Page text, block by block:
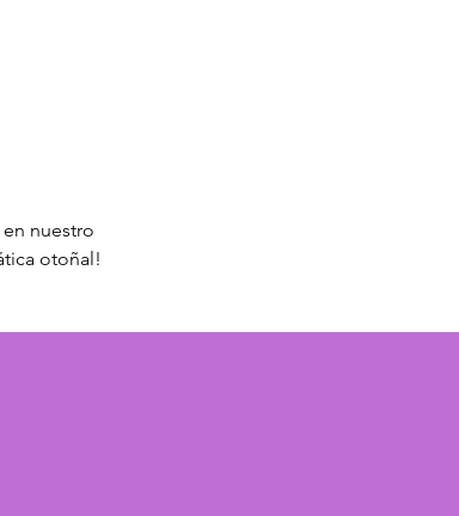
nuestro
otoñal!